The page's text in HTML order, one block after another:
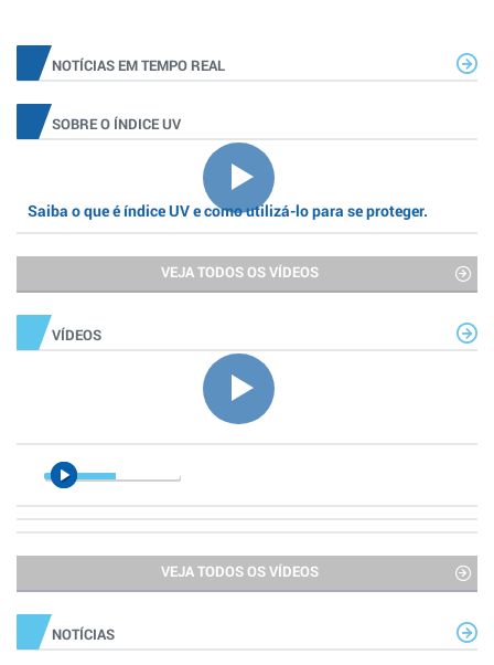
NOTÍCIAS EM TEMPO REAL
SOBRE O ÍNDICE UV
Saiba o que é índice UV e como utilizá-lo para se proteger.
VEJA TODOS OS VÍDEOS
VÍDEOS
VEJA TODOS OS VÍDEOS
NOTÍCIAS